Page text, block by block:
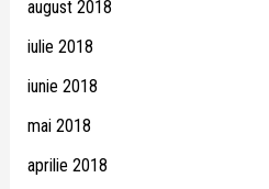
august 2018
iulie 2018
iunie 2018
mai 2018
aprilie 2018